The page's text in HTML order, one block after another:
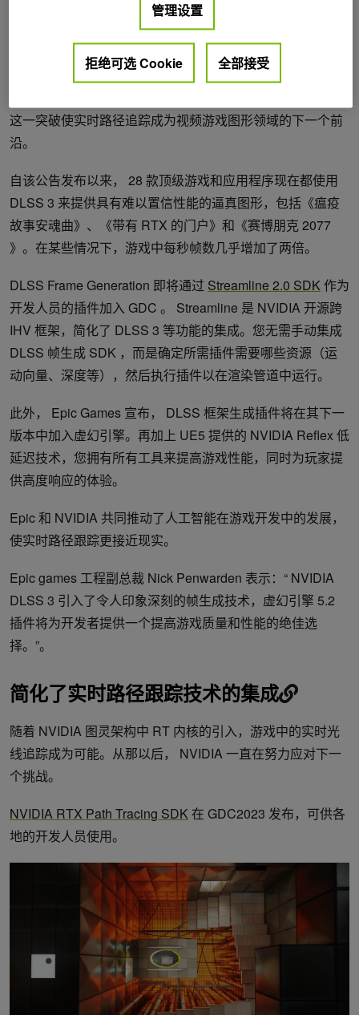
图 1 。 DLSS 3 帧生成后处理流水线
DLSS 帧生成是 DLSS 3 中使用 AI 创建全新帧的新性能倍增
这一突破使实时路径追踪成为视频游戏图形领域的下一个前
沿。
自该公告发布以来， 28 款顶级游戏和应用程序现在都使用
DLSS 3 来提供具有难以置信性能的逼真图形，包括《瘟疫
故事安魂曲》、《带有 RTX 的门户》和《赛博朋克 2077
》。在某些情况下，游戏中每秒帧数几乎增加了两倍。
DLSS Frame Generation 即将通过 Streamline 2.0 SDK作为
开发人员的插件加入 GDC 。 Streamline 是 NVIDIA 开源跨
IHV 框架，简化了 DLSS 3 等功能的集成。您无需手动集成
DLSS 帧生成 SDK ，而是确定所需插件需要哪些资源（运
动向量、深度等），然后执行插件以在渲染管道中运行。
此外， Epic Games 宣布， DLSS 框架生成插件将在其下一
版本中加入虚幻引擎。再加上 UE5 提供的 NVIDIA Reflex 低
延迟技术，您拥有所有工具来提高游戏性能，同时为玩家提
供高度响应的体验。
Epic 和 NVIDIA 共同推动了人工智能在游戏开发中的发展，
使实时路径跟踪更接近现实。
Epic games 工程副总裁 Nick Penwarden 表示：“ NVIDIA
DLSS 3 引入了令人印象深刻的帧生成技术，虚幻引擎 5.2
插件将为开发者提供一个提高游戏质量和性能的绝佳选
择。”。
简化了实时路径跟踪技术的集成
随着 NVIDIA 图灵架构中 RT 内核的引入，游戏中的实时光
线追踪成为可能。从那以后， NVIDIA 一直在努力应对下一
个挑战。
NVIDIA RTX Path Tracing SDK在 GDC2023 发布，可供各
地的开发人员使用。
管理设置
拒绝可选 Cookie 全部接受